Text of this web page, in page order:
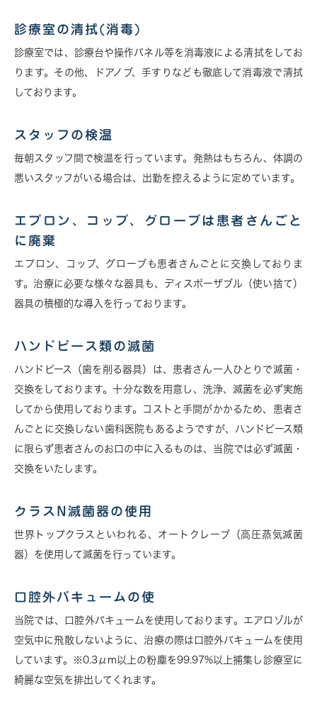
診療室の清拭(消毒)
診療室では、診療台や操作パネル等を消毒液による清拭をしてお
ります。その他、ドアノブ、手すりなども徹底して消毒液で清拭
しております。
スタッフの検温
毎朝スタッフ間で検温を行っています。発熱はもちろん、体調の
悪いスタッフがいる場合は、出勤を控えるように定めています。
エプロン、コップ、グローブは患者さんごと
に廃棄
エプロン、コップ、グローブも患者さんごとに交換しておりま
す。治療に必要な様々な器具も、ディスポーザブル（使い捨て）
器具の積極的な導入を行っております。
ハンドピース類の滅菌
ハンドピース（歯を削る器具）は、患者さん一人ひとりで滅菌・
交換をしております。十分な数を用意し、洗浄、滅菌を必ず実施
してから使用しております。コストと手間がかかるため、患者さ
んごとに交換しない歯科医院もあるようですが、ハンドピース類
に限らず患者さんのお口の中に入るものは、当院では必ず滅菌・
交換をいたします。
クラスN滅菌器の使用
世界トップクラスといわれる、オートクレーブ（高圧蒸気滅菌
器）を使用して滅菌を行っています。
口腔外バキュームの使
当院では、口腔外バキュームを使用しております。エアロゾルが
空気中に飛散しないように、治療の際は口腔外バキュームを使用
しています。
※0.3μm以上の粉塵を99.97%以上捕集し診療室に
綺麗な空気を排出してくれます。